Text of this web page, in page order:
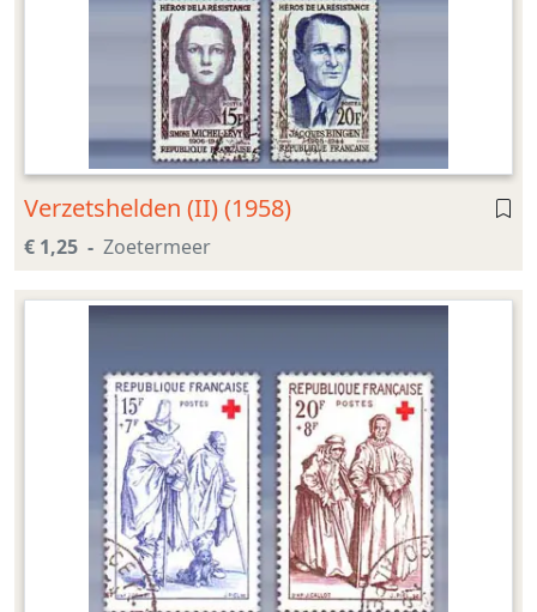
Verzetshelden (II) (1958)
€ 1,25 Zoetermeer